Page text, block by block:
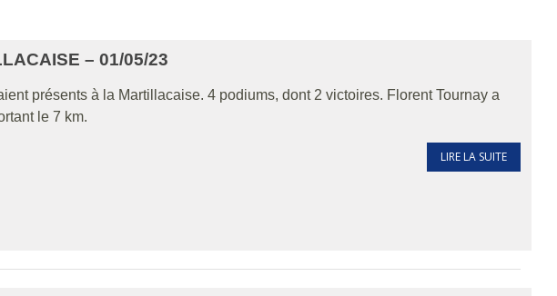
– 01/05/23
présents à la Martillacaise. 4 podiums, dont 2 victoires. Florent Tournay a
le 7 km.
LIRE LA SUITE